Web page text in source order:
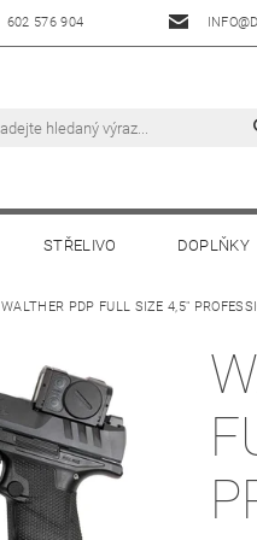
602 576 904
STŘELIVO DOPLŇKY
WALTHER PDP FULL SIZE 4,5"